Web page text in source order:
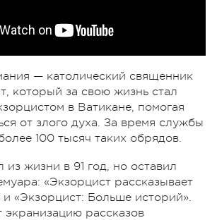
— католический священник
который за свою жизнь стал
в Ватикане, помогая
от злого духа. За время службы
100 тысяч таких обрядов.
жизни в 91 год, но оставил
«Экзорцист рассказывает
«Экзорцист: Больше историй».
экранизацию рассказов